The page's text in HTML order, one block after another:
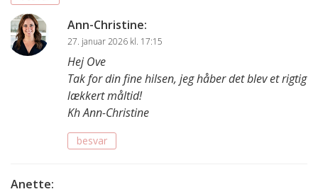
Ann-Christine:
27. januar 2026 kl. 17:15
Hej Ove
Tak for din fine hilsen, jeg håber det blev et rigtig
lækkert måltid!
Kh Ann-Christine
besvar
Anette: